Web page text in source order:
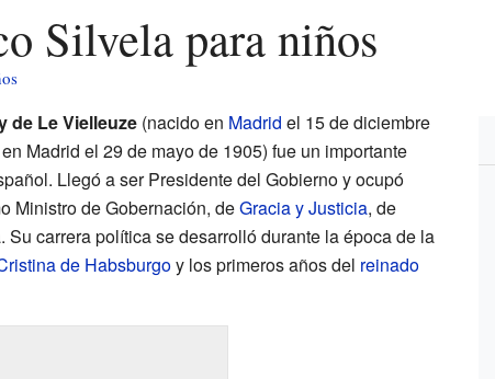
Silvela para niños
de Le Vielleuze(nacido en Madrid el 15 de diciembre
Madrid el 29 de mayo de 1905) fue un importante
Llegó a ser Presidente del Gobierno y ocupó
Ministro de Gobernación, deGracia y Justicia, de
Su carrera política se desarrolló durante la época de la
de Habsburgoy los primeros años del reinado